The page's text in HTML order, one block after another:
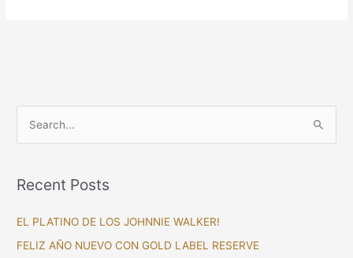
rRecent Posts
EL PLATINO DE LOS JOHNNIE WALKER!
FELIZ AÑO NUEVO CON GOLD LABEL RESERVE